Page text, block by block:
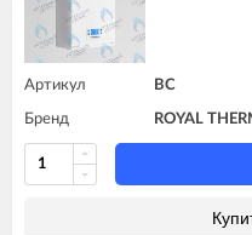
Артикул BC
Бренд ROYAL